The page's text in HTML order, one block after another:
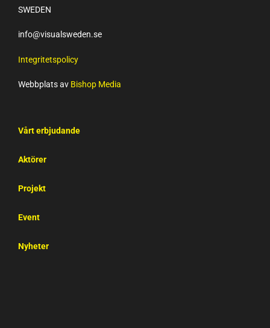
SWEDEN
info@visualsweden.se
Integritetspolicy
Webbplats av Bishop Media
Vårt erbjudande
Aktörer
Projekt
Event
Nyheter